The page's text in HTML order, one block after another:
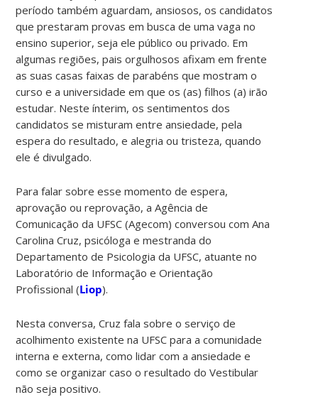
período também aguardam, ansiosos, os candidatos
que prestaram provas em busca de uma vaga no
ensino superior, seja ele público ou privado. Em
algumas regiões, pais orgulhosos afixam em frente
as suas casas faixas de parabéns que mostram o
curso e a universidade em que os (as) filhos (a) irão
estudar. Neste ínterim, os sentimentos dos
candidatos se misturam entre ansiedade, pela
espera do resultado, e alegria ou tristeza, quando
ele é divulgado.
Para falar sobre esse momento de espera,
aprovação ou reprovação, a Agência de
Comunicação da UFSC (Agecom) conversou com Ana
Carolina Cruz, psicóloga e mestranda do
Departamento de Psicologia da UFSC, atuante no
Laboratório de Informação e Orientação
Profissional (Liop).
Nesta conversa, Cruz fala sobre o serviço de
acolhimento existente na UFSC para a comunidade
interna e externa, como lidar com a ansiedade e
como se organizar caso o resultado do Vestibular
não seja positivo.